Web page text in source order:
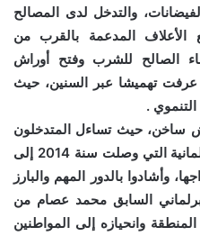
والتدخل لدى المصالح
الأعلاف المدعمة بالقرب من
الصالح للشرب وفتح أوراش
عرفت تهميشا عبر السنين، حيث
.
ساخن، حيث تساءل المتدخلون
عن مصير اللجنة الاستطلاعية البرلمانية التي وصلت سنة 2014 إلى
وأشادوا بالدور المهم والبارز
السابق محمد عصام من
وانحيازه إلى المواطنين